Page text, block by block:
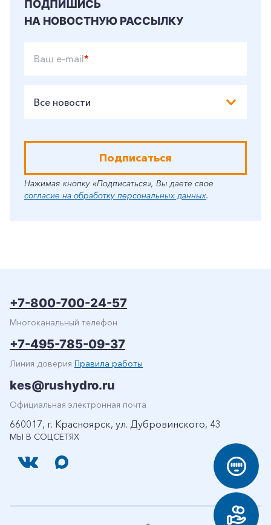
ПОДПИШИСЬ
НА НОВОСТНУЮ РАССЫЛКУ
Ваш e-mail*
Все новости
Подписаться
Нажимая кнопку «Подписаться», Вы даете свое
согласие на обработку персональных данных.
МЫ В СОЦСЕТЯХ
+7-800-700-24-57
Многоканальный телефон
+7-495-785-09-37
Линия доверия Правила работы
kes@rushydro.ru
Официальная электронная почта
660017, г. Красноярск, ул. Дубровинского, 43